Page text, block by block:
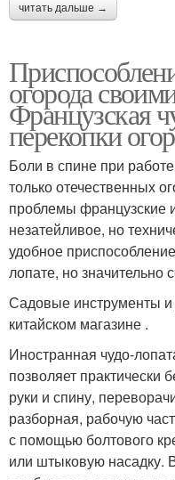
читать дальше →
огорода
Французская
перекопки
Боли в спине при
только отечественных
проблемы французские
незатейливое, но
удобное
лопате, но значительно
Садовые инструменты и
китайском магазине .
Иностранная чудо-
позволяет практически
руки и спину,
разборная, рабочую
с помощью болтового
или штыковую насадку.